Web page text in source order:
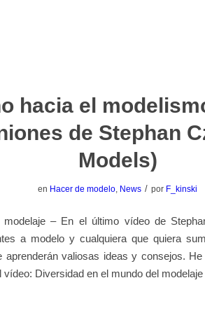
hacia el
de Stephan
Models)
en Hacer de modelo News / por F_kinski
– En el último vídeo de
a modelo y cualquiera que quiera
aprenderán valiosas ideas y consejos.
vídeo: Diversidad en el mundo del